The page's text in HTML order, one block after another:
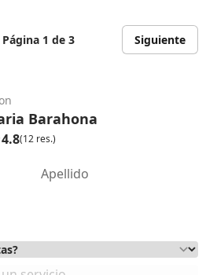
Página 1 de 3 Siguiente
Barahona
4.8(12 res.)